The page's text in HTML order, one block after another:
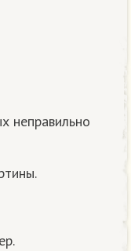
неправильно